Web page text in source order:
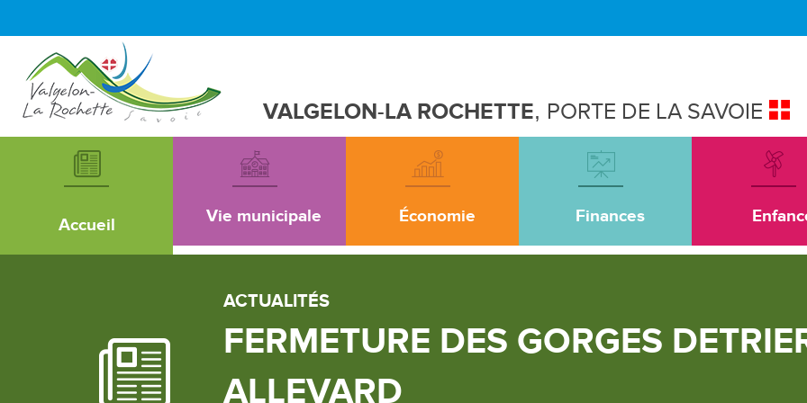
VALGELON-LA ROCHETTE, PORTE DE LA SAVOIE
Accueil Vie municipale Économie Finances
ACTUALITÉS
FERMETURE DES GORGES
ALLEVARD